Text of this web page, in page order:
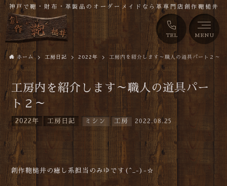
TEL MENU
神戸で鞄・財布・革製品のオーダーメイドなら革専門店創作鞄槌井
ホーム 工房日記 2022年 工房内を紹介します～職人の道具パート２～
工房内を紹介します～職人の道具パー
ト２～
2022年 工房日記 ミシン 工房 2022.08.25
創作鞄槌井の癒し系担当のみゆです(^_-)-☆